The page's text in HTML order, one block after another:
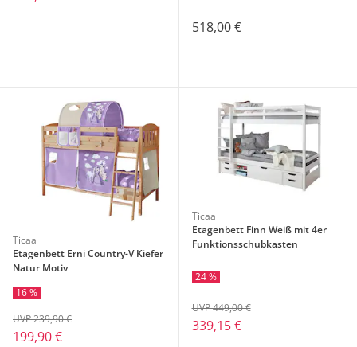
518,00 €
Ticaa
Etagenbett Erni Country-V Kiefer
Natur Motiv
16 %
199,90 €
UVP 239,90 €
Ticaa
Etagenbett Finn Weiß mit 4er
Funktionsschubkasten
24 %
339,15 €
UVP 449,00 €